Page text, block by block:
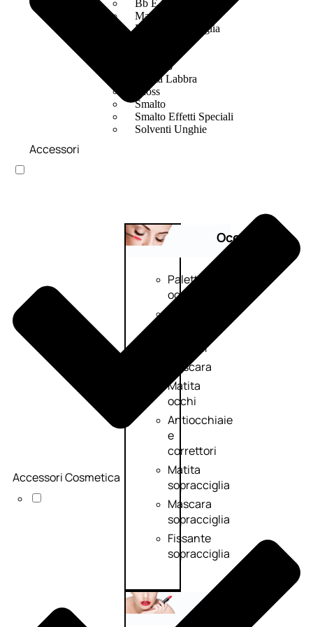
Bb E Cc Cream
Matita Occhi
Matita Sopracciglia
Rossetto
Matita Labbra
Gloss
Smalto
Smalto Effetti Speciali
Solventi Unghie
Occhi
Palette
occhi
Eyeliner
Mascara
Matita
occhi
Antiocchiaie
e
correttori
Matita
sopracciglia
Mascara
sopracciglia
Fissante
sopracciglia
Accessori
Accessori Cosmetica